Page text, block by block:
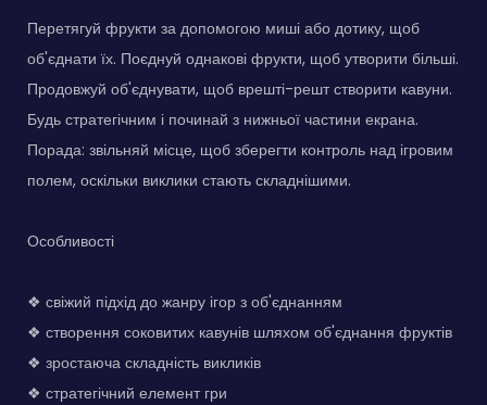
Перетягуй фрукти за допомогою миші або дотику, щоб
об'єднати їх. Поєднуй однакові фрукти, щоб утворити більші.
Продовжуй об'єднувати, щоб врешті-решт створити кавуни.
Будь стратегічним і починай з нижньої частини екрана.
Порада: звільняй місце, щоб зберегти контроль над ігровим
полем, оскільки виклики стають складнішими.
Особливості
❖ свіжий підхід до жанру ігор з об'єднанням
❖ створення соковитих кавунів шляхом об'єднання фруктів
❖ зростаюча складність викликів
❖ стратегічний елемент гри